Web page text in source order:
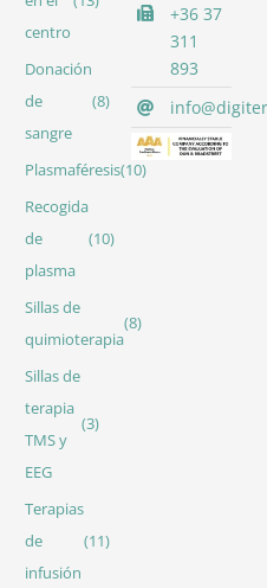
centro
Donación
de
sangre
(8)
Plasmaféresis(10)
Recogida
de
plasma
(10)
Sillas de
quimioterapia
(8)
Sillas de
terapia
TMS y
EEG
(3)
Terapias
de
infusión
(11)
+36 37
311
893